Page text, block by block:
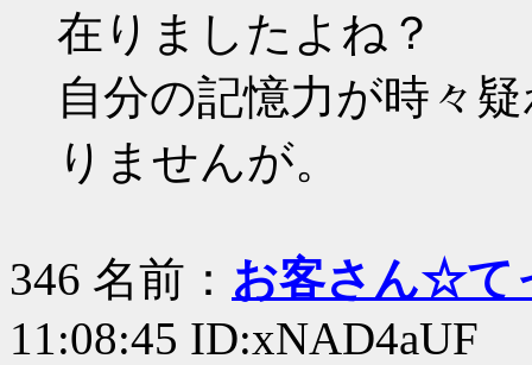
在りましたよね？
自分の記憶力が時々
りませんが。
346 名前： お客さん☆て
11:08:45 ID:xNAD4aUF